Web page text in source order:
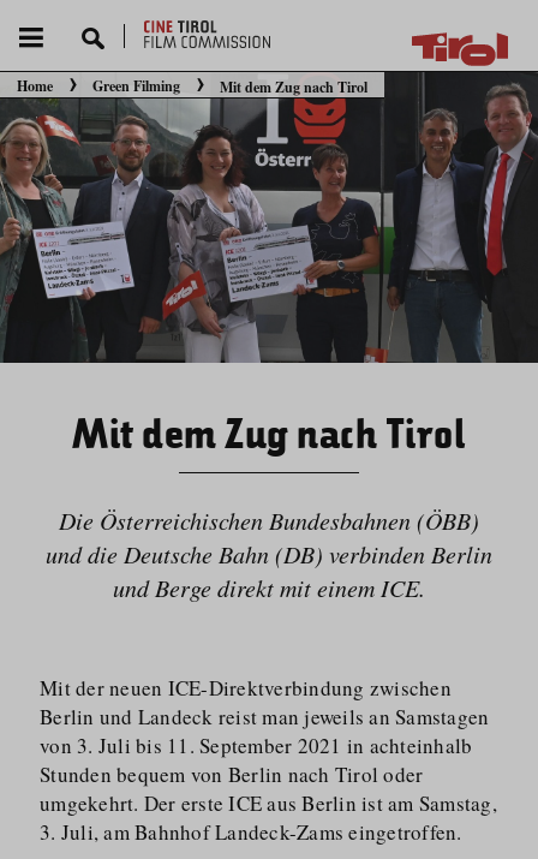
Sie befinden sich hier:
Home Green Filming Mit dem Zug nach Tirol
Mit dem Zug nach Tirol
Die Österreichischen Bundesbahnen (ÖBB)
und die Deutsche Bahn (DB) verbinden Berlin
und Berge direkt mit einem ICE.
Mit der neuen ICE-Direktverbindung zwischen
Berlin und Landeck reist man jeweils an Samstagen
von 3. Juli bis 11. September 2021 in achteinhalb
Stunden bequem von Berlin nach Tirol oder
umgekehrt. Der erste ICE aus Berlin ist am Samstag,
3. Juli, am Bahnhof Landeck-Zams eingetroffen.